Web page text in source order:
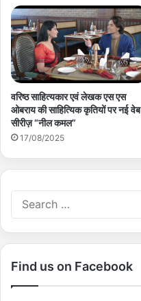
वरिष्ठ साहित्यकार एवं लेखक एस एस
ओबराय की साहित्यिक कृतियों पर नई वेब
सीरीज़ “नील कमल”
17/08/2025
Find us on Facebook